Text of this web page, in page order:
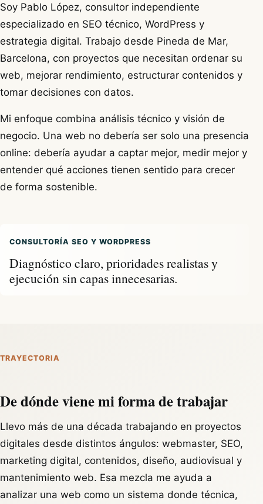
Soy Pablo López, consultor independiente
especializado en SEO técnico, WordPress y
estrategia digital. Trabajo desde Pineda de Mar,
Barcelona, con proyectos que necesitan ordenar su
web, mejorar rendimiento, estructurar contenidos y
tomar decisiones con datos.
Mi enfoque combina análisis técnico y visión de
negocio. Una web no debería ser solo una presencia
online: debería ayudar a captar mejor, medir mejor y
entender qué acciones tienen sentido para crecer
de forma sostenible.
CONSULTORÍA SEO Y WORDPRESS
Diagnóstico claro, prioridades realistas y
ejecución sin capas innecesarias.
TRAYECTORIA
De dónde viene mi forma de trabajar
Llevo más de una década trabajando en proyectos
digitales desde distintos ángulos: webmaster, SEO,
marketing digital, contenidos, diseño, audiovisual y
mantenimiento web. Esa mezcla me ayuda a
analizar una web como un sistema donde técnica,